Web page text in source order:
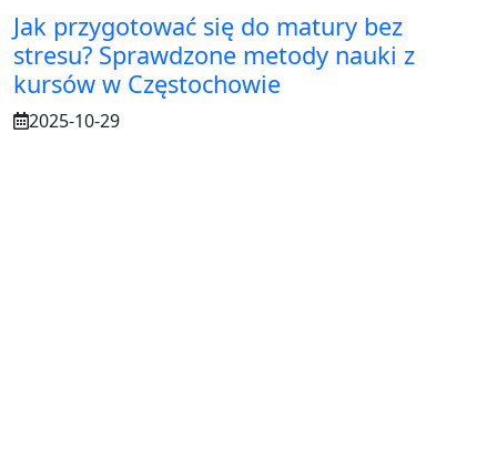
Jak przygotować się do matury bez
stresu? Sprawdzone metody nauki z
kursów w Częstochowie
2025-10-29